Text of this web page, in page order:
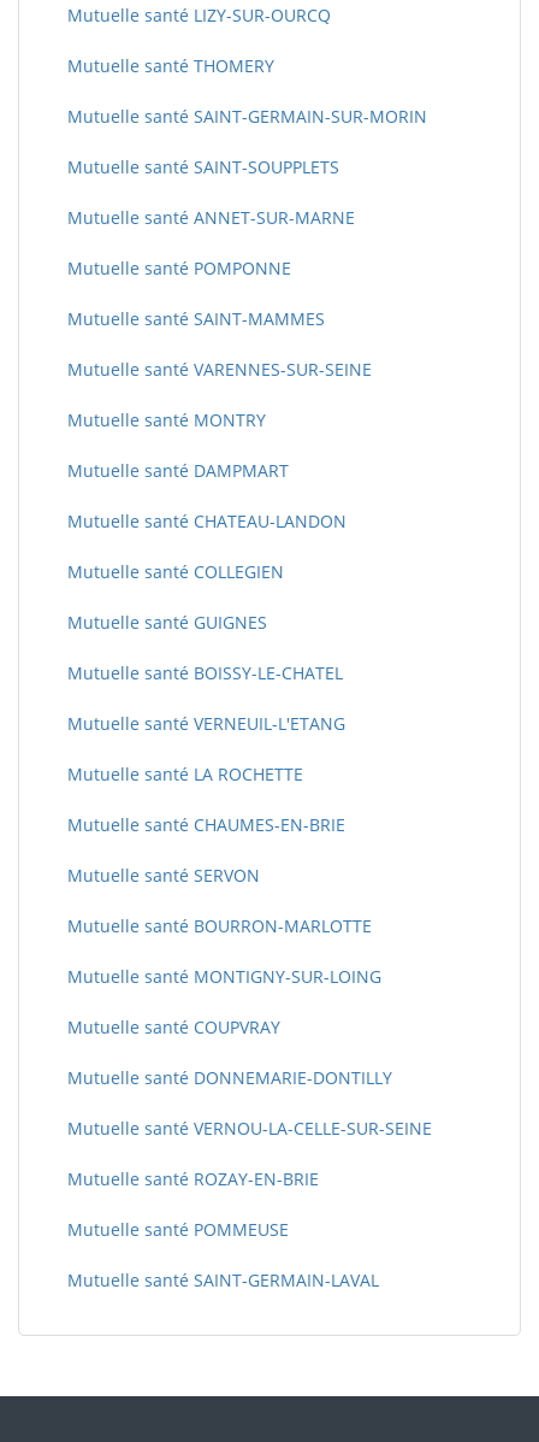
Mutuelle santé LIZY-SUR-OURCQ
Mutuelle santé THOMERY
Mutuelle santé SAINT-GERMAIN-SUR-MORIN
Mutuelle santé SAINT-SOUPPLETS
Mutuelle santé ANNET-SUR-MARNE
Mutuelle santé POMPONNE
Mutuelle santé SAINT-MAMMES
Mutuelle santé VARENNES-SUR-SEINE
Mutuelle santé MONTRY
Mutuelle santé DAMPMART
Mutuelle santé CHATEAU-LANDON
Mutuelle santé COLLEGIEN
Mutuelle santé GUIGNES
Mutuelle santé BOISSY-LE-CHATEL
Mutuelle santé VERNEUIL-L'ETANG
Mutuelle santé LA ROCHETTE
Mutuelle santé CHAUMES-EN-BRIE
Mutuelle santé SERVON
Mutuelle santé BOURRON-MARLOTTE
Mutuelle santé MONTIGNY-SUR-LOING
Mutuelle santé COUPVRAY
Mutuelle santé DONNEMARIE-DONTILLY
Mutuelle santé VERNOU-LA-CELLE-SUR-SEINE
Mutuelle santé ROZAY-EN-BRIE
Mutuelle santé POMMEUSE
Mutuelle santé SAINT-GERMAIN-LAVAL